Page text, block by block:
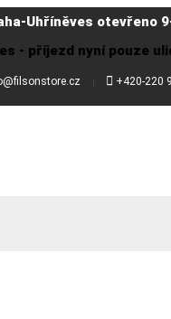
Uhříněves otevřeno
- příjezd nyní pouze
 +420-220